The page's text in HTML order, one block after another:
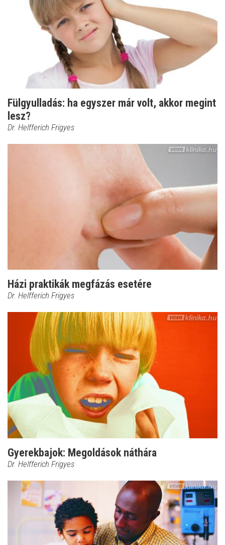
Fülgyulladás: ha egyszer már volt, akkor megint
lesz?
Dr. Helfferich Frigyes
Házi praktikák megfázás esetére
Dr. Helfferich Frigyes
Gyerekbajok: Megoldások náthára
Dr. Helfferich Frigyes